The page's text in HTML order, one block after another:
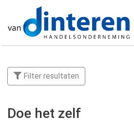
Filter resultaten
Doe het zelf